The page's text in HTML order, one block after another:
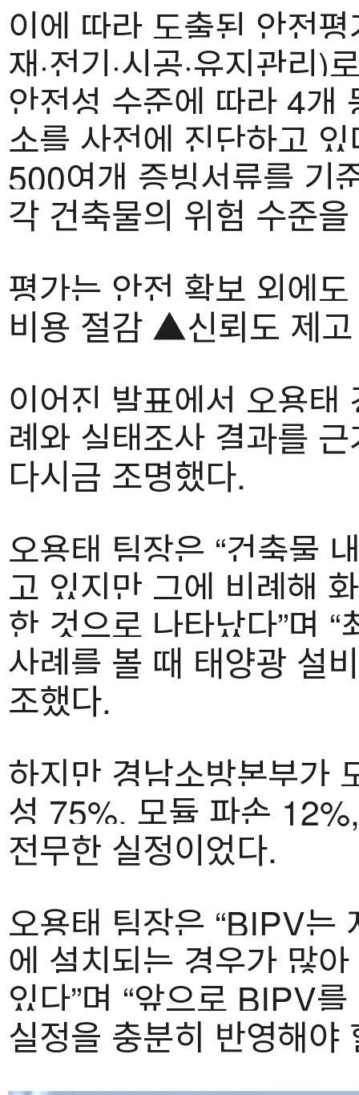
이에 따라 도출된 안전
재·전기·시공·유지관리
안전성 수준에 따라 4개
소를 사전에 진단하고
500여개 증빙서류를 기
각 건축물의 위험 수준
평가는 안전 확보 외에
비용 절감 ▲신뢰도 제
이어진 발표에서 오용태
례와 실태조사 결과를
다시금 조명했다.
오용태 팀장은 “건축물
고 있지만 그에 비례해
한 것으로 나타났다”며
사례를 볼 때 태양광 설
조했다.
하지만 경남소방본부가
성 75%, 모듈 파손
전무한 실정이었다.
오용태 팀장은 “BIPV는
에 설치되는 경우가 많
있다”며 “앞으로 BIPV
실정을 충분히 반영해야